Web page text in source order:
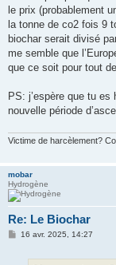
le prix (probablement
la tonne de co2 fois 9
biochar serait divisé
me semble que
que ce soit pour tout
PS: j’espère que tu
nouvelle période
Victime de harcèlement?
mobar
Hydrogène
Re: Le Biochar
M
16 avr. 2025, 14:27